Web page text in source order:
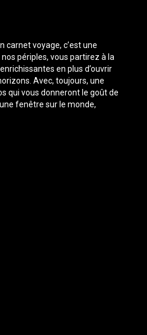
carnet voyage, c’est une
périples, vous partirez à la
en plus d’ouvrir
Avec, toujours, une
qui vous donneront le goût de
fenêtre sur le monde,